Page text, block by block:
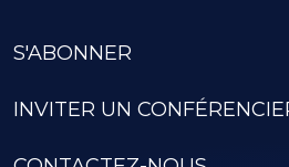
S'ABONNER
INVITER UN